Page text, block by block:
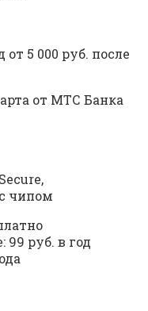
5 000 руб. после
чипом
99 руб. в год